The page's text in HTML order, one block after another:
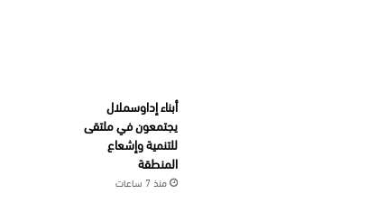
أبناء إداوسملال
يجتمعون في ملتقى
للتنمية وإشعاع
المنطقة
منذ 7 ساعات